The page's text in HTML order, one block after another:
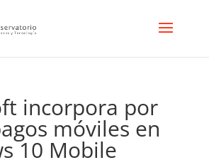
incorpora por
móviles en
10 Mobile